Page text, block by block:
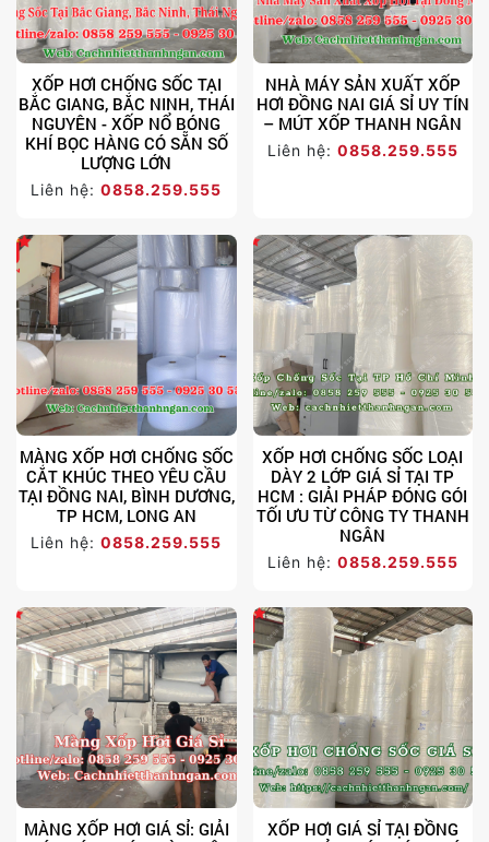
XỐP HƠI CHỐNG SỐC TẠI
BẮC GIANG, BẮC NINH, THÁI
NGUYÊN - XỐP NỔ BÓNG
KHÍ BỌC HÀNG CÓ SẴN SỐ
LƯỢNG LỚN
Liên hệ:0858.259.555
NHÀ MÁY SẢN XUẤT XỐP
HƠI ĐỒNG NAI GIÁ SỈ UY TÍN
– MÚT XỐP THANH NGÂN
Liên hệ: 0858.259.555
MÀNG XỐP HƠI CHỐNG SỐC
CẮT KHÚC THEO YÊU CẦU
TẠI ĐỒNG NAI, BÌNH DƯƠNG,
TP HCM, LONG AN
Liên hệ:0858.259.555
XỐP HƠI CHỐNG SỐC LOẠI
DÀY 2 LỚP GIÁ SỈ TẠI TP
HCM : GIẢI PHÁP ĐÓNG GÓI
TỐI ƯU TỪ CÔNG TY THANH
NGÂN
Liên hệ: 0858.259.555
MÀNG XỐP HƠI GIÁ SỈ: GIẢI
XỐP HƠI GIÁ SỈ TẠI ĐỒNG